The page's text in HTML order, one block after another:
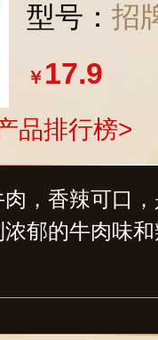
型号： 招
￥ 17.9
品排行榜>
，香辣可口
郁的牛肉味